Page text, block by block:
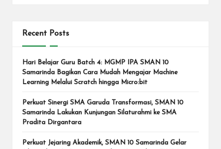
Recent Posts
Hari Belajar Guru Batch 4: MGMP IPA SMAN 10
Samarinda Bagikan Cara Mudah Mengajar Machine
Learning Melalui Scratch hingga Micro:bit
Perkuat Sinergi SMA Garuda Transformasi, SMAN 10
Samarinda Lakukan Kunjungan Silaturahmi ke SMA
Pradita Dirgantara
Perkuat Jejaring Akademik, SMAN 10 Samarinda Gelar